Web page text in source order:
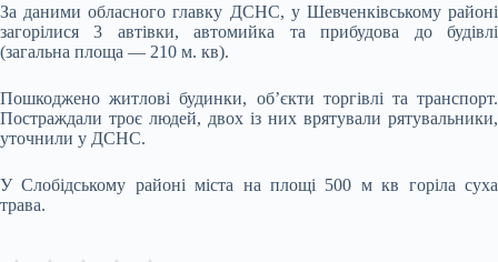
За даними обласного главку ДСНС, у Шевченківському районі
загорілися 3 автівки, автомийка та прибудова до будівлі
(загальна площа — 210 м. кв).
Пошкоджено житлові будинки, об’єкти торгівлі та транспорт.
Постраждали троє людей, двох із них врятували рятувальники,
уточнили у ДСНС.
У Слобідському районі міста на площі 500 м кв горіла суха
трава.